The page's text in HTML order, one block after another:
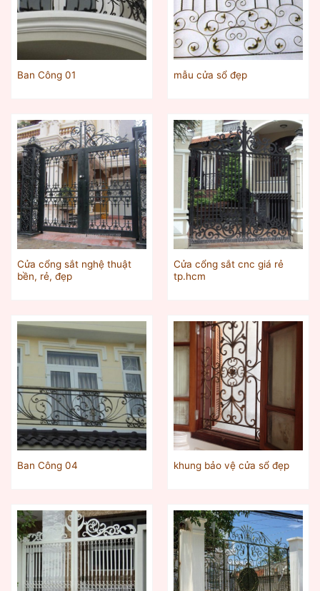
Ban Công 01 mẫu cửa sổ đẹp
Cửa cổng sắt nghệ thuật
bền, rẻ, đẹp
Cửa cổng sắt cnc giá rẻ
tp.hcm
Ban Công 04 khung bảo vệ cửa sổ đẹp